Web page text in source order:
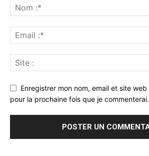
Enregistrer mon nom, email et site
pour la prochaine fois que je commenterai.